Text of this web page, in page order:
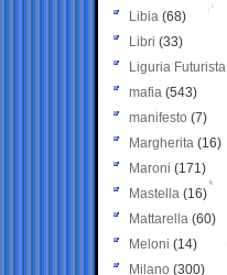
Libia (68)
Libri (33)
Liguria Futurista
mafia (543)
manifesto (7)
Margherita (16)
Maroni (171)
Mastella (16)
Mattarella (60)
Meloni (14)
Milano (300)